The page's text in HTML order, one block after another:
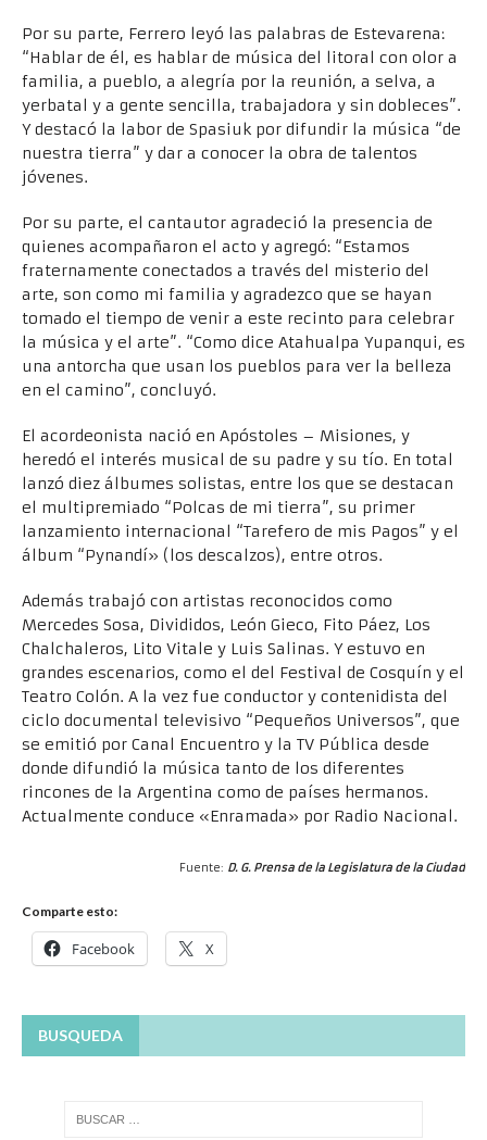
Por su parte, Ferrero leyó las palabras de Estevarena:
“Hablar de él, es hablar de música del litoral con olor a
familia, a pueblo, a alegría por la reunión, a selva, a
yerbatal y a gente sencilla, trabajadora y sin dobleces”.
Y destacó la labor de Spasiuk por difundir la música “de
nuestra tierra” y dar a conocer la obra de talentos
jóvenes.
Por su parte, el cantautor agradeció la presencia de
quienes acompañaron el acto y agregó: “Estamos
fraternamente conectados a través del misterio del
arte, son como mi familia y agradezco que se hayan
tomado el tiempo de venir a este recinto para celebrar
la música y el arte”. “Como dice Atahualpa Yupanqui, es
una antorcha que usan los pueblos para ver la belleza
en el camino”, concluyó.
El acordeonista nació en Apóstoles – Misiones, y
heredó el interés musical de su padre y su tío. En total
lanzó diez álbumes solistas, entre los que se destacan
el multipremiado “Polcas de mi tierra”, su primer
lanzamiento internacional “Tarefero de mis Pagos” y el
álbum “Pynandí» (los descalzos), entre otros.
Además trabajó con artistas reconocidos como
Mercedes Sosa, Divididos, León Gieco, Fito Páez, Los
Chalchaleros, Lito Vitale y Luis Salinas. Y estuvo en
grandes escenarios, como el del Festival de Cosquín y el
Teatro Colón. A la vez fue conductor y contenidista del
ciclo documental televisivo “Pequeños Universos”, que
se emitió por Canal Encuentro y la TV Pública desde
donde difundió la música tanto de los diferentes
rincones de la Argentina como de países hermanos.
Actualmente conduce «Enramada» por Radio Nacional.
Fuente: D. G. Prensa de la Legislatura de la Ciudad
Comparte esto:
Facebook X
BUSQUEDA